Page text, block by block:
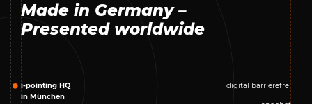
Made in Germany –
Presented worldwide
i-pointing HQ
in München
digital barrierefrei